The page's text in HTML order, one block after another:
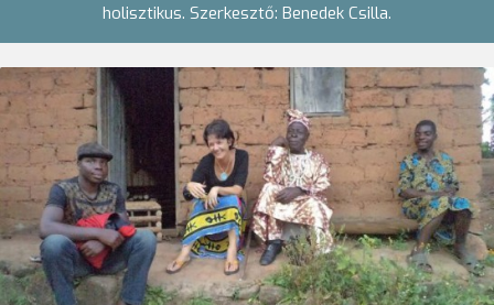
holisztikus. Szerkesztő: Benedek Csilla.